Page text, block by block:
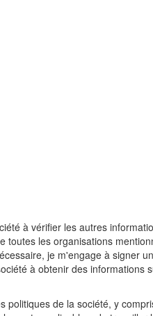
à vérifier les autres
les organisations
je m'engage à signer
à obtenir des informations
de la société, y